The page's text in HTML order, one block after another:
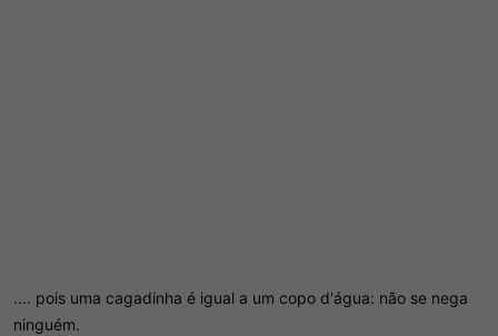
.... pois uma cagadinha é igual a um copo d'água: não se nega
ninguém.